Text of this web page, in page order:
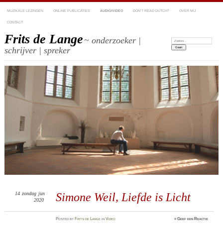
MUZIKALE LEZINGEN ONLINE PUBLICATIES AUDIO/VIDEO DON’T READ DUTCH? OVER MIJ
CONTACT
Frits de Lange~ onderzoeker |
schrijver | spreker
Zoeken:
Simone Weil, Liefde is Licht
14 zondag jun
2020
PostedbyFrits de Lange inVideo ≈Geef een Reactie